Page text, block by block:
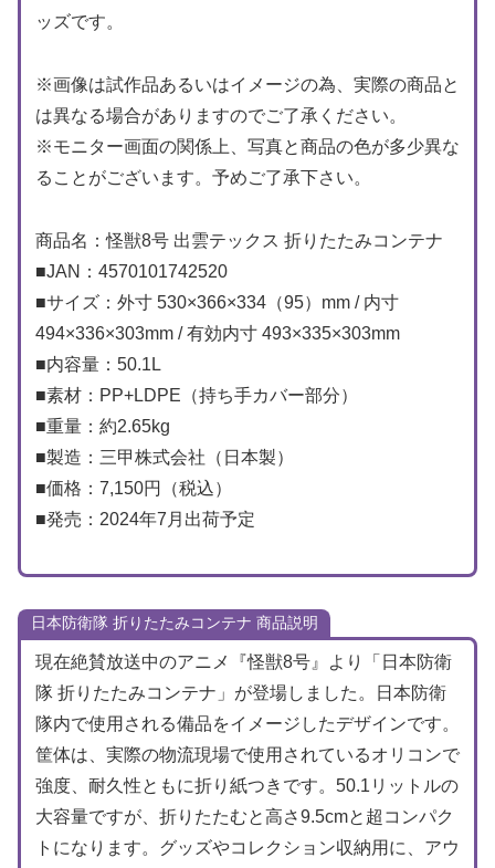
ッズです。
※画像は試作品あるいはイメージの為、実際の商品と
は異なる場合がありますのでご了承ください。
※モニター画面の関係上、写真と商品の色が多少異な
ることがございます。予めご了承下さい。
商品名：怪獣8号 出雲テックス 折りたたみコンテナ
■JAN：4570101742520
■サイズ：外寸 530×366×334（95）mm / 内寸
494×336×303mm / 有効内寸 493×335×303mm
■内容量：50.1L
■素材：PP+LDPE（持ち手カバー部分）
■重量：約2.65kg
■製造：三甲株式会社（日本製）
■価格：7,150円（税込）
■発売：2024年7月出荷予定
日本防衛隊 折りたたみコンテナ 商品説明
現在絶賛放送中のアニメ『怪獣8号』より「日本防衛
隊 折りたたみコンテナ」が登場しました。日本防衛
隊内で使用される備品をイメージしたデザインです。
筐体は、実際の物流現場で使用されているオリコンで
強度、耐久性ともに折り紙つきです。50.1リットルの
大容量ですが、折りたたむと高さ9.5cmと超コンパク
トになります。グッズやコレクション収納用に、アウ